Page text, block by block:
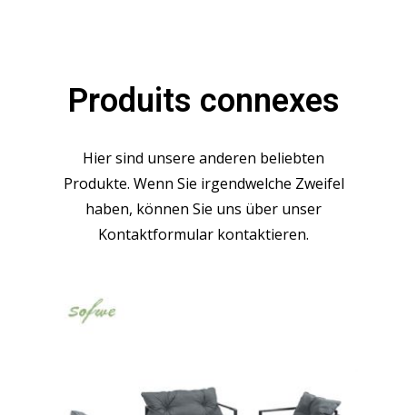
Produits connexes
Hier sind unsere anderen beliebten
Produkte. Wenn Sie irgendwelche Zweifel
haben, können Sie uns über unser
Kontaktformular kontaktieren.